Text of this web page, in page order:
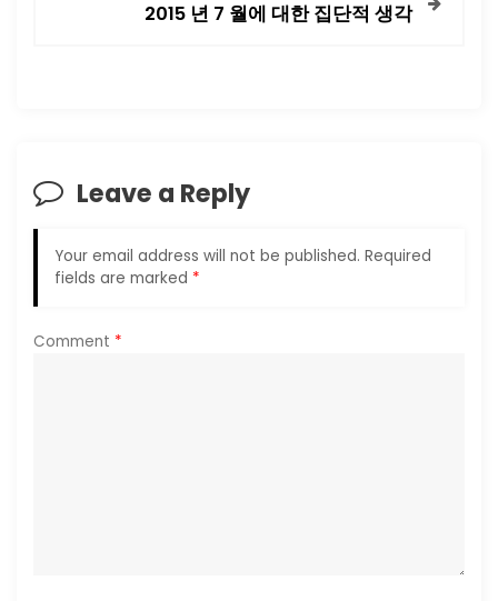
i
a
t
2015 년 7 월에 대한 집단적 생각
Leave a Reply
Your email address will not be published. Required
fields are marked *
Comment *